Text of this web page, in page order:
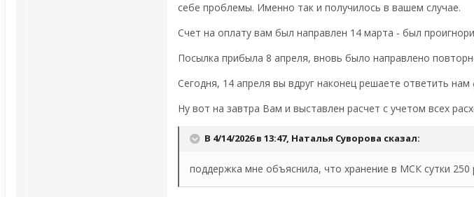
себе проблемы. Именно так и получилось в вашем случае.
Счет на оплату вам был направлен 14 марта - был
Посылка прибыла 8 апреля, вновь было направлено
Сегодня, 14 апреля вы вдруг наконец решаете ответить
Ну вот на завтра Вам и выставлен расчет с учетом всех
В 4/14/2026 в 13:47, Наталья Суворова сказал:
поддержка мне объяснила, что хранение в МСК сутки